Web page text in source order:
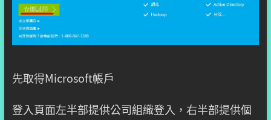
先取得Microsoft帳戶
登入頁面左半部提供公司組織登入，右半部提供個